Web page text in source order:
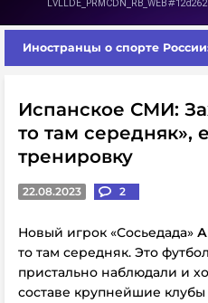
Иностранцы о спорте
Испанское СМИ:
то там середняк»,
тренировку
22.08.2023 2
Новый игрок «Сосьедада»
то там середняк. Это
пристально наблюдали и
составе крупнейшие